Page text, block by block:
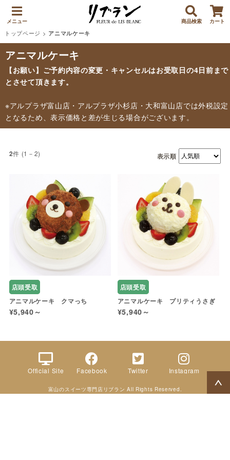
メニュー 商品検索 カート
トップページ > アニマルケーキ
アニマルケーキ
【お願い】ご予約内容の変更・キャンセルはお受取日の4日前まで
とさせて頂きます。
※アルプラザ富山店・アルプラザ小杉店・大和富山店では外税設定
となるため、表示価格と差が生じる場合がございます。
2件 (1－2) 表示順
店頭受取
アニマルケーキ クマっち
¥5,940～
店頭受取
アニマルケーキ プリティうさぎ
¥5,940～
Official Site Facebook Twitter Instagram
富山のスイーツ専門店リブラン All Rights Reserved.